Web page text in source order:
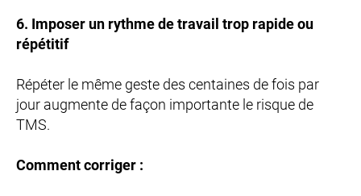
6. Imposer un rythme de travail trop rapide ou
répétitif
Répéter le même geste des centaines de fois par
jour augmente de façon importante le risque de
TMS.
Comment corriger :